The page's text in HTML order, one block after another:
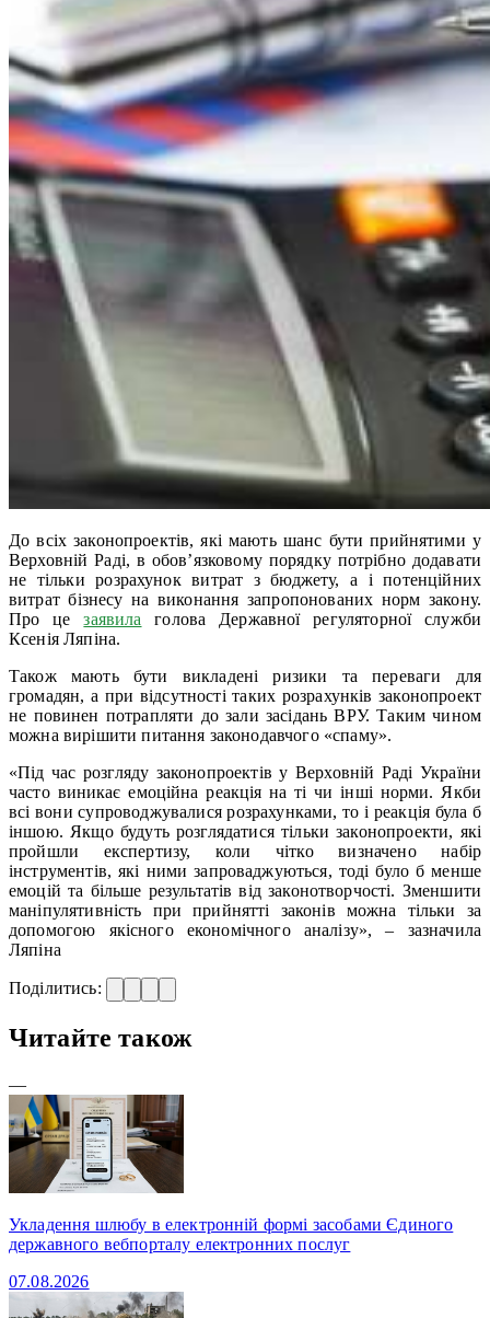
До всіх законопроектів, які мають шанс бути прийнятими у
Верховній Раді, в обов’язковому порядку потрібно додавати
не тільки розрахунок витрат з бюджету, а і потенційних
витрат бізнесу на виконання запропонованих норм закону.
Про цезаявила голова Державної регуляторної служби
Ксенія Ляпіна.
Також мають бути викладені ризики та переваги для
громадян, а при відсутності таких розрахунків законопроект
не повинен потрапляти до зали засідань ВРУ. Таким чином
можна вирішити питання законодавчого «спаму».
«Під час розгляду законопроектів у Верховній Раді України
часто виникає емоційна реакція на ті чи інші норми. Якби
всі вони супроводжувалися розрахунками, то і реакція була б
іншою. Якщо будуть розглядатися тільки законопроекти, які
пройшли експертизу, коли чітко визначено набір
інструментів, які ними запроваджуються, тоді було б менше
емоцій та більше результатів від законотворчості. Зменшити
маніпулятивність при прийнятті законів можна тільки за
допомогою якісного економічного аналізу», – зазначила
Ляпіна
Поділитись:
Читайте також
—
Укладення шлюбу в електронній формі засобами Єдиного
державного вебпорталу електронних послуг
07.08.2026